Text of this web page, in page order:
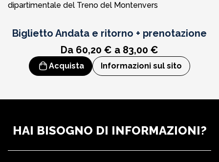
Zona di Contamines**
Funivia di Courmayeur - Italia**
Skyway - Monte Bianco**
Panorama sul Monte Bianco
dipartimentale del Treno del Montenvers
Biglietto Andata e ritorno + prenotazione
Da 60,20 € a 83,00 €
Acquista Informazioni sul sito
HAI BISOGNO DI INFORMAZIONI?